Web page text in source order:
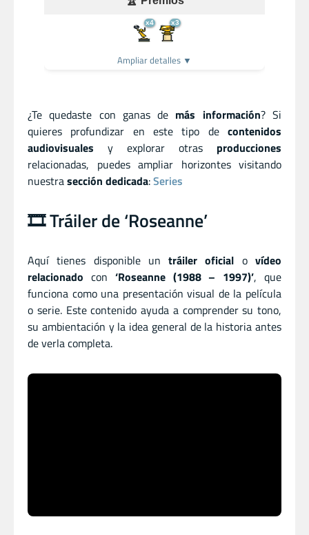
x4 x3
Ampliar detalles ▼
¿Te quedaste con ganas de más información? Si
quieres profundizar en este tipo de contenidos
audiovisuales y explorar otras producciones
relacionadas, puedes ampliar horizontes visitando
nuestrasección dedicada:Series
🎞️ Tráiler de ‘Roseanne’
Aquí tienes disponible untráiler oficial ovídeo
relacionado con ‘Roseanne (1988 – 1997)’, que
funciona como una presentación visual de la película
o serie. Este contenido ayuda a comprender su tono,
su ambientación y la idea general de la historia antes
de verla completa.